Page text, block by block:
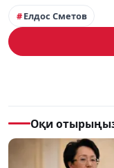
Елдос Сметов
Оқи